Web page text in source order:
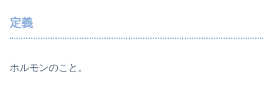
定義
ホルモンのこと。